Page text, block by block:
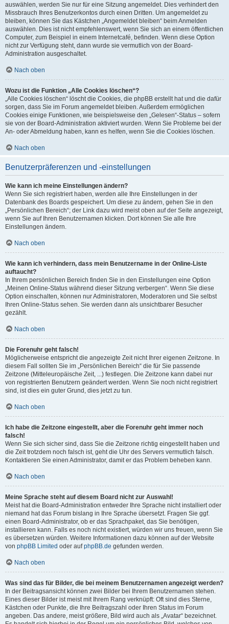
auswählen, werden Sie nur für eine Sitzung angemeldet. Dies verhindert den
Missbrauch Ihres Benutzerkontos durch einen Dritten. Um angemeldet zu
bleiben, können Sie das Kästchen „Angemeldet bleiben“ beim Anmelden
auswählen. Dies ist nicht empfehlenswert, wenn Sie sich an einem öffentlichen
Computer, zum Beispiel in einem Internetcafé, befinden. Wenn diese Option
nicht zur Verfügung steht, dann wurde sie vermutlich von der Board-
Administration ausgeschaltet.
Nach oben
Wozu ist die Funktion „Alle Cookies löschen“?
„Alle Cookies löschen“ löscht die Cookies, die phpBB erstellt hat und die dafür
sorgen, dass Sie im Forum angemeldet bleiben. Außerdem ermöglichen
Cookies einige Funktionen, wie beispielsweise den „Gelesen“-Status – sofern
sie von der Board-Administration aktiviert wurden. Wenn Sie Probleme bei der
An- oder Abmeldung haben, kann es helfen, wenn Sie die Cookies löschen.
Nach oben
Benutzerpräferenzen und -einstellungen
Wie kann ich meine Einstellungen ändern?
Wenn Sie sich registriert haben, werden alle Ihre Einstellungen in der
Datenbank des Boards gespeichert. Um diese zu ändern, gehen Sie in den
„Persönlichen Bereich“; der Link dazu wird meist oben auf der Seite angezeigt,
wenn Sie auf Ihren Benutzernamen klicken. Dort können Sie alle Ihre
Einstellungen ändern.
Nach oben
Wie kann ich verhindern, dass mein Benutzername in der Online-Liste
auftaucht?
In Ihrem persönlichen Bereich finden Sie in den Einstellungen eine Option
„Meinen Online-Status während dieser Sitzung verbergen“. Wenn Sie diese
Option einschalten, können nur Administratoren, Moderatoren und Sie selbst
Ihren Online-Status sehen. Sie werden dann als unsichtbarer Besucher
gezählt.
Nach oben
Die Forenuhr geht falsch!
Möglicherweise entspricht die angezeigte Zeit nicht Ihrer eigenen Zeitzone. In
diesem Fall sollten Sie im „Persönlichen Bereich“ die für Sie passende
Zeitzone (Mitteleuropäische Zeit, ...) festlegen. Die Zeitzone kann dabei nur
von registrierten Benutzern geändert werden. Wenn Sie noch nicht registriert
sind, ist dies ein guter Grund, dies jetzt zu tun.
Nach oben
Ich habe die Zeitzone eingestellt, aber die Forenuhr geht immer noch
falsch!
Wenn Sie sich sicher sind, dass Sie die Zeitzone richtig eingestellt haben und
die Zeit trotzdem noch falsch ist, geht die Uhr des Servers vermutlich falsch.
Kontaktieren Sie einen Administrator, damit er das Problem beheben kann.
Nach oben
Meine Sprache steht auf diesem Board nicht zur Auswahl!
Meist hat die Board-Administration entweder Ihre Sprache nicht installiert oder
niemand hat das Forum bislang in Ihre Sprache übersetzt. Fragen Sie ggf.
einen Board-Administrator, ob er das Sprachpaket, das Sie benötigen,
installieren kann. Falls es noch nicht existiert, würden wir uns freuen, wenn Sie
es übersetzen würden. Weitere Informationen dazu können auf der Website
von phpBB Limited oder aufphpBB.de gefunden werden.
Nach oben
Was sind das für Bilder, die bei meinem Benutzernamen angezeigt werden?
In der Beitragsansicht können zwei Bilder bei Ihrem Benutzernamen stehen.
Eines dieser Bilder ist meist mit Ihrem Rang verknüpft: Oft sind dies Sterne,
Kästchen oder Punkte, die Ihre Beitragszahl oder Ihren Status im Forum
angeben. Das andere, meist größere, Bild wird auch als „Avatar“ bezeichnet.